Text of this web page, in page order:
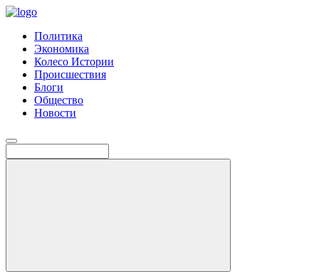
Политика
Экономика
Колесо Истории
Происшествия
Блоги
Общество
Новости